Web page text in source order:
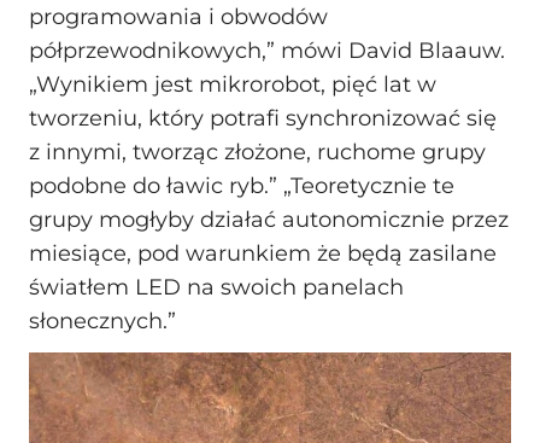
programowania i obwodów
półprzewodnikowych,” mówi David Blaauw.
„Wynikiem jest mikrorobot, pięć lat w
tworzeniu, który potrafi synchronizować się
z innymi, tworząc złożone, ruchome grupy
podobne do ławic ryb.” „Teoretycznie te
grupy mogłyby działać autonomicznie przez
miesiące, pod warunkiem że będą zasilane
światłem LED na swoich panelach
słonecznych.”